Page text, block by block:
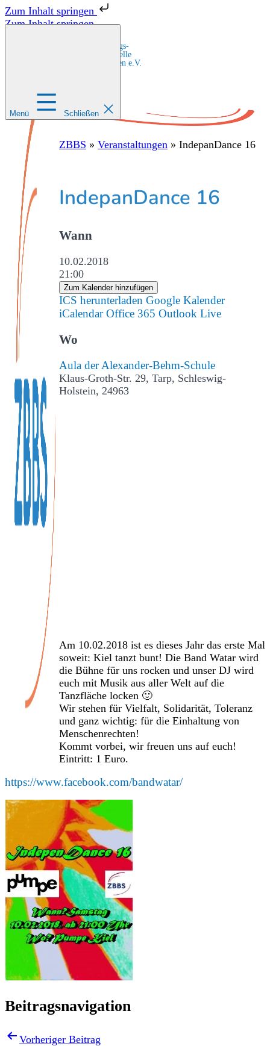
Zum Inhalt springen
Zum Inhalt springen
Zentrale Bildungs-
und Beratungsstelle
für Migrant:innen e.V.
Menü Schließen
ZBBS » Veranstaltungen » IndepanDance 16
IndepanDance 16
Wann
10.02.2018
21:00
Zum Kalender hinzufügen
ICS herunterladen Google Kalender
iCalendar Office 365 Outlook Live
Wo
Aula der Alexander-Behm-Schule
Klaus-Groth-Str. 29, Tarp, Schleswig-
Holstein, 24963
Am 10.02.2018 ist es dieses Jahr das erste Mal
soweit: Kiel tanzt bunt! Die Band Watar wird
die Bühne für uns rocken und unser DJ wird
euch mit Musik aus aller Welt auf die
Tanzfläche locken 🙂
Wir stehen für Vielfalt, Solidarität, Toleranz
und ganz wichtig: für die Einhaltung von
Menschenrechten!
Kommt vorbei, wir freuen uns auf euch!
Eintritt: 1 Euro.
https://www.facebook.com/bandwatar/
Beitragsnavigation
Vorheriger Beitrag